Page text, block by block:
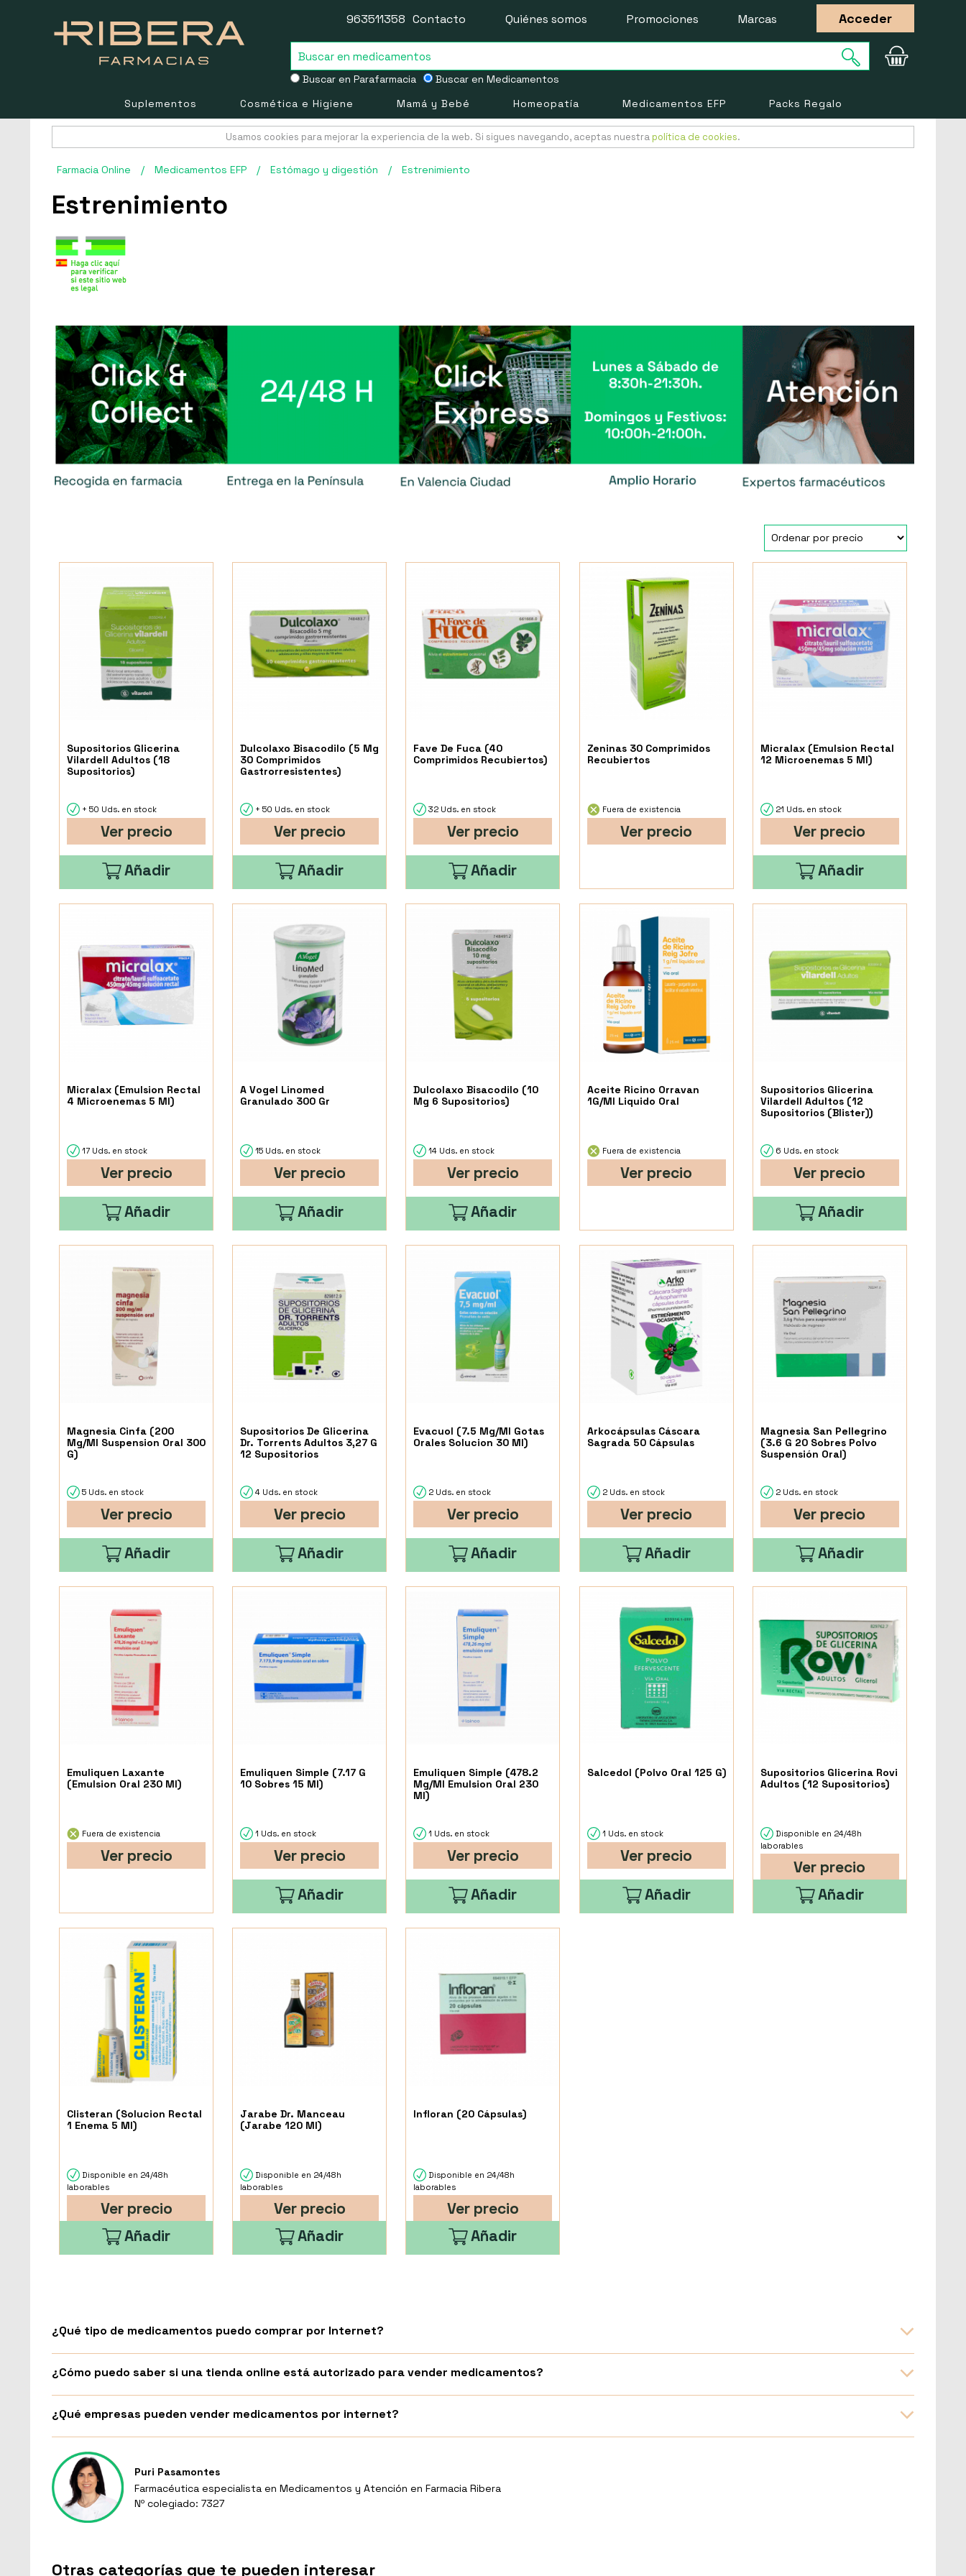
Buscar en Parafarmacia Buscar en Medicamentos
963511358 Contacto Quiénes somos Promociones Marcas Acceder
Suplementos Cosmética e Higiene Mamá y Bebé Homeopatía Medicamentos EFP Packs Regalo
Usamos cookies para mejorar la experiencia de la web. Si sigues navegando, aceptas nuestra política de cookies.
Farmacia Online / Medicamentos EFP / Estómago y digestión / Estrenimiento
Estrenimiento
Supositorios Glicerina
Vilardell Adultos (18
Supositorios)
+ 50 Uds. en stock
Ver precio
Añadir
Dulcolaxo Bisacodilo (5 Mg
30 Comprimidos
Gastrorresistentes)
+ 50 Uds. en stock
Ver precio
Añadir
Fave De Fuca (40
Comprimidos Recubiertos)
32 Uds. en stock
Ver precio
Añadir
Zeninas 30 Comprimidos
Recubiertos
Fuera de existencia
Ver precio
Micralax (Emulsion Rectal
12 Microenemas 5 Ml)
21 Uds. en stock
Ver precio
Añadir
Micralax (Emulsion Rectal
4 Microenemas 5 Ml)
17 Uds. en stock
Ver precio
Añadir
A Vogel Linomed
Granulado 300 Gr
15 Uds. en stock
Ver precio
Añadir
Dulcolaxo Bisacodilo (10
Mg 6 Supositorios)
14 Uds. en stock
Ver precio
Añadir
Aceite Ricino Orravan
1G/Ml Liquido Oral
Fuera de existencia
Ver precio
Supositorios Glicerina
Vilardell Adultos (12
Supositorios (Blister))
6 Uds. en stock
Ver precio
Añadir
Magnesia Cinfa (200
Mg/Ml Suspension Oral 300
G)
5 Uds. en stock
Ver precio
Añadir
Supositorios De Glicerina
Dr. Torrents Adultos 3,27 G
12 Supositorios
4 Uds. en stock
Ver precio
Añadir
Evacuol (7.5 Mg/Ml Gotas
Orales Solucion 30 Ml)
2 Uds. en stock
Ver precio
Añadir
Arkocápsulas Cáscara
Sagrada 50 Cápsulas
2 Uds. en stock
Ver precio
Añadir
Magnesia San Pellegrino
(3.6 G 20 Sobres Polvo
Suspensión Oral)
2 Uds. en stock
Ver precio
Añadir
Emuliquen Laxante
(Emulsion Oral 230 Ml)
Fuera de existencia
Ver precio
Emuliquen Simple (7.17 G
10 Sobres 15 Ml)
1 Uds. en stock
Ver precio
Añadir
Emuliquen Simple (478.2
Mg/Ml Emulsion Oral 230
Ml)
1 Uds. en stock
Ver precio
Añadir
Salcedol (Polvo Oral 125 G)
1 Uds. en stock
Ver precio
Añadir
Supositorios Glicerina Rovi
Adultos (12 Supositorios)
Disponible en 24/48h
laborables
Ver precio
Añadir
Clisteran (Solucion Rectal
1 Enema 5 Ml)
Disponible en 24/48h
laborables
Ver precio
Añadir
Jarabe Dr. Manceau
(Jarabe 120 Ml)
Disponible en 24/48h
laborables
Ver precio
Añadir
Infloran (20 Cápsulas)
Disponible en 24/48h
laborables
Ver precio
Añadir
¿Qué tipo de medicamentos puedo comprar por Internet?
¿Cómo puedo saber si una tienda online está autorizado para vender medicamentos?
¿Qué empresas pueden vender medicamentos por internet?
Puri Pasamontes
Farmacéutica especialista en Medicamentos y Atención en Farmacia Ribera
Nº colegiado: 7327
Otras categorías que te pueden interesar